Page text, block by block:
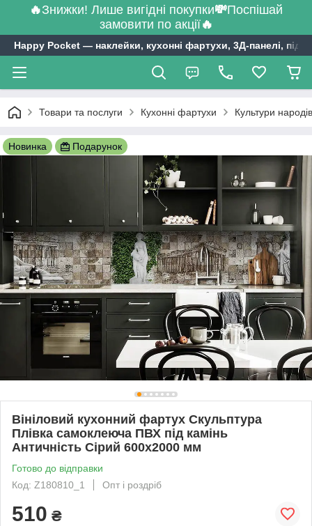
🔥Знижки! Лише вигідні покупки💸Поспішай
замовити по акції🔥
Happy Pocket ― наклейки, кухонні фартухи, 3Д-панелі,
Товари та послуги Кухонні фартухи Культури
Новинка Подарунок
Вініловий кухонний фартух Скульптура
Плівка самоклеюча ПВХ під камінь
Античність Сірий 600х2000 мм
Готово до відправки
Код: Z180810_1
Опт і роздріб
510 ₴